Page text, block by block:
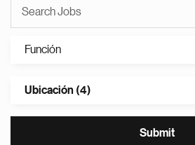
Función
Ubicación (4)